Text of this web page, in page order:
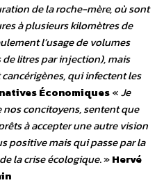
de la roche-mère, où sont
à plusieurs kilomètres de
l’usage de volumes
de litres par injection), mais
qui infectent les
Économiques«Je
nos concitoyens, sentent que
à accepter une autre vision
positive mais qui passe par la
la crise écologique. »Hervé